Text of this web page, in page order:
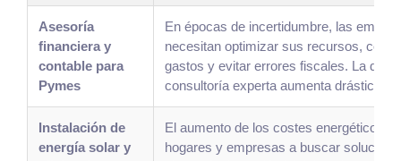
Asesoría
financiera y
contable para
Pymes
En épocas de incertidumbre, las
necesitan optimizar sus recursos,
gastos y evitar errores fiscales. La
consultoría experta aumenta
Instalación de
energía solar y
El aumento de los costes energéticos
hogares y empresas a buscar